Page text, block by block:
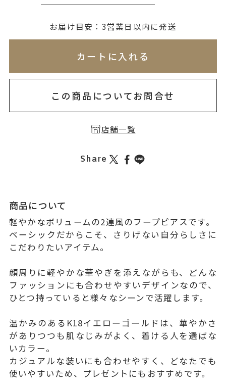
(刻印について)※必ず選択ください
お届け目安：3営業日以内に発送
カートに入れる
この商品についてお問合せ
店舗一覧
Share
商品について
軽やかなボリュームの2連風のフープピアスです。
ベーシックだからこそ、さりげない自分らしさに
こだわりたいアイテム。
顔周りに軽やかな華やぎを添えながらも、どんな
ファッションにも合わせやすいデザインなので、
ひとつ持っていると様々なシーンで活躍します。
温かみのあるK18イエローゴールドは、華やかさ
がありつつも肌なじみがよく、着ける人を選ばな
いカラー。
カジュアルな装いにも合わせやすく、どなたでも
使いやすいため、プレゼントにもおすすめです。